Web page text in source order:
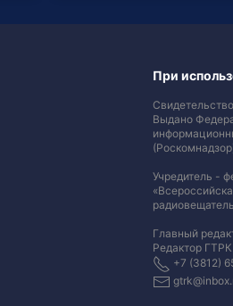
При
Выдано
Учредитель -
Главный
Редактор
+7 (3812)